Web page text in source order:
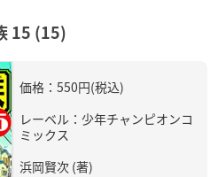
15 (15)
価格：550円(税込)
レーベル：少年チャンピオンコ
ミックス
浜岡賢次 (著)